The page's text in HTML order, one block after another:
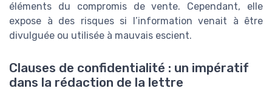
éléments du compromis de vente. Cependant, elle
expose à des risques si l’information venait à être
divulguée ou utilisée à mauvais escient.
Clauses de confidentialité : un impératif
dans la rédaction de la lettre